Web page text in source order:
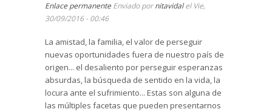
Si quedase alguna duda de las intecines del
autor, releer al final la joya de dedicatoria del
Enlace permanente Enviado pornitavidalel Vie,
30/09/2016 - 00:46
La amistad, la familia, el valor de perseguir
nuevas oportunidades fuera de nuestro país de
origen... el desaliento por perseguir esperanzas
absurdas, la búsqueda de sentido en la vida, la
locura ante el sufrimiento... Estas son alguna de
las múltiples facetas que pueden presentarnos